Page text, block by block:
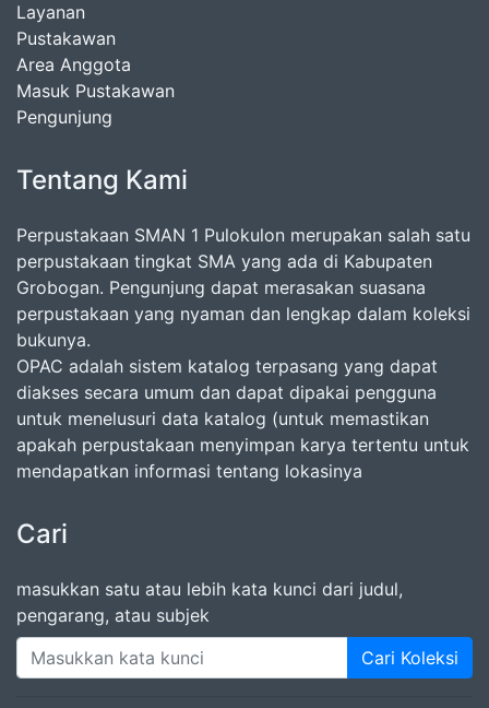
Layanan
Pustakawan
Area Anggota
Masuk Pustakawan
Pengunjung
Tentang Kami
Perpustakaan SMAN 1 Pulokulon merupakan salah satu
perpustakaan tingkat SMA yang ada di Kabupaten
Grobogan. Pengunjung dapat merasakan suasana
perpustakaan yang nyaman dan lengkap dalam koleksi
bukunya.
OPAC adalah sistem katalog terpasang yang dapat
diakses secara umum dan dapat dipakai pengguna
untuk menelusuri data katalog (untuk memastikan
apakah perpustakaan menyimpan karya tertentu untuk
mendapatkan informasi tentang lokasinya
Cari
masukkan satu atau lebih kata kunci dari judul,
pengarang, atau subjek
Cari Koleksi